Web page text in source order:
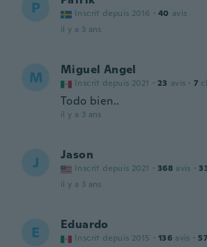
P Inscrit depuis 2016 · 40 avis
il y a 3 ans
M Miguel Angel
Inscrit depuis 2021 · 23 avis · 7
Todo bien..
il y a 3 ans
J Jason
Inscrit depuis 2021 · 368 avis ·
il y a 3 ans
E Eduardo
Inscrit depuis 2015 · 136 avis · 57